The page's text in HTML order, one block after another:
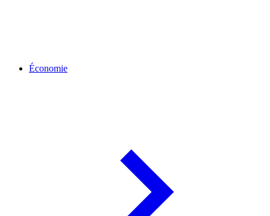
Économie